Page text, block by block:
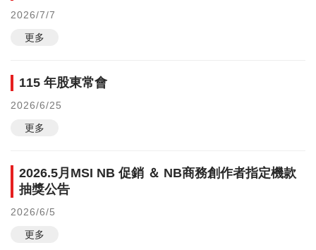
2026/7/7
更多
115 年股東常會
2026/6/25
更多
2026.5月MSI NB 促銷 ＆ NB商務創作者指定機款
抽獎公告
2026/6/5
更多